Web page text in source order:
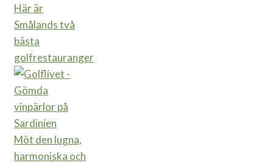
Här är
Smålands två
bästa
golfrestauranger
Möt den lugna,
harmoniska och